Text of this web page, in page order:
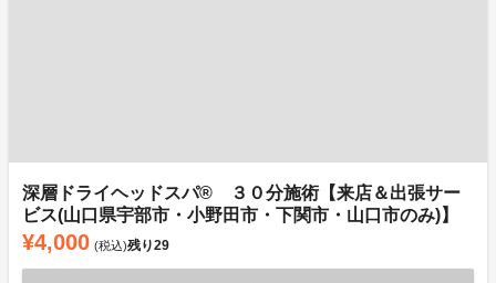
深層ドライヘッドスパ®︎ ３０分施術【来店＆出張サー
ビス(山口県宇部市・小野田市・下関市・山口市のみ)】
¥4,000 (税込)残り29